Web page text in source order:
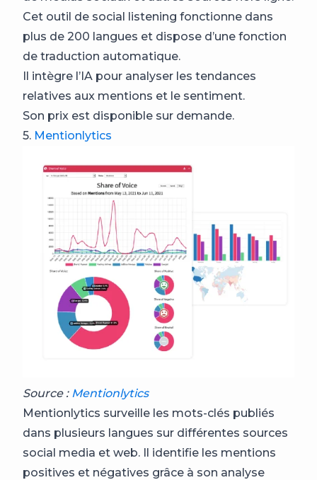
Cet outil de social listening fonctionne dans
plus de 200 langues et dispose d’une fonction
de traduction automatique.
Il intègre l’IA pour analyser les tendances
relatives aux mentions et le sentiment.
Son prix est disponible sur demande.
5. Mentionlytics
Source :Mentionlytics
Mentionlytics surveille les mots-clés publiés
dans plusieurs langues sur différentes sources
social media et web. Il identifie les mentions
positives et négatives grâce à son analyse